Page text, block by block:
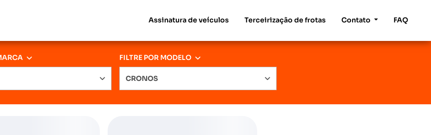
Assinatura de veículos Terceirização de frotas Contato FAQ
FILTRE POR MODELO
CRONOS